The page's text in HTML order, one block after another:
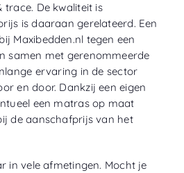
De kwaliteit is
is daaraan gerelateerd. Een
Maxibedden.nl tegen een
samen met gerenommeerde
ervaring in de sector
en door. Dankzij een eigen
een matras op maat
de aanschafprijs van het
in vele afmetingen. Mocht je